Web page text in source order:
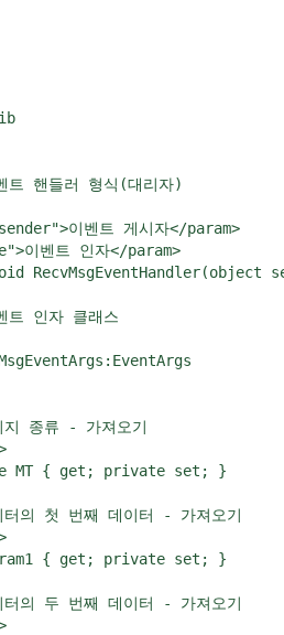
핸들러 형식(대리자)
이벤트 게시자</param>
이벤트 인자</param>
RecvMsgEventHandler(object
트 인자 클래스
종류 - 가져오기
MT { get; private set; }
의 첫 번째 데이터 - 가져오기
{ get; private set; }
의 두 번째 데이터 - 가져오기